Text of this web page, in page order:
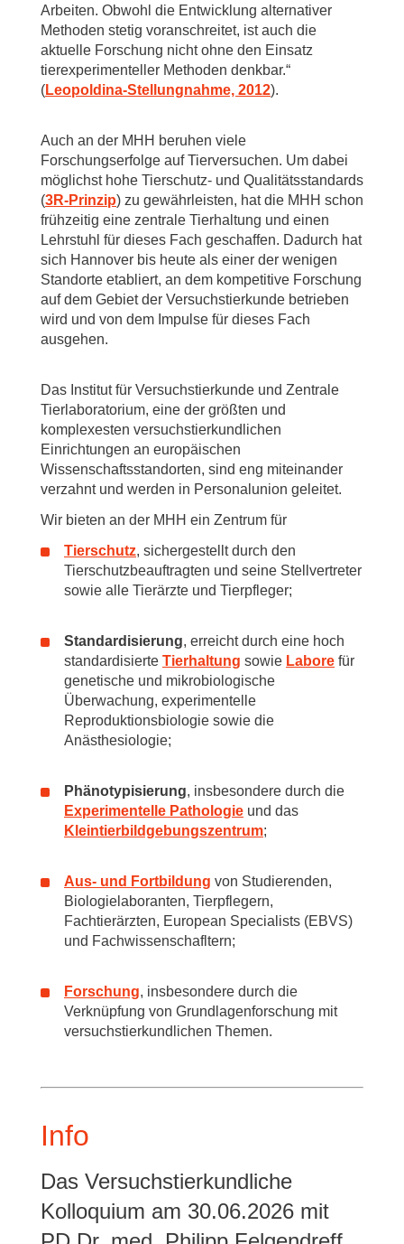
Arbeiten. Obwohl die Entwicklung alternativer
Methoden stetig voranschreitet, ist auch die
aktuelle Forschung nicht ohne den Einsatz
tierexperimenteller Methoden denkbar.“
(Leopoldina-Stellungnahme, 2012).
Auch an der MHH beruhen viele
Forschungserfolge auf Tierversuchen. Um dabei
möglichst hohe Tierschutz- und Qualitätsstandards
(3R-Prinzip) zu gewährleisten, hat die MHH schon
frühzeitig eine zentrale Tierhaltung und einen
Lehrstuhl für dieses Fach geschaffen. Dadurch hat
sich Hannover bis heute als einer der wenigen
Standorte etabliert, an dem kompetitive Forschung
auf dem Gebiet der Versuchstierkunde betrieben
wird und von dem Impulse für dieses Fach
ausgehen.
Das Institut für Versuchstierkunde und Zentrale
Tierlaboratorium, eine der größten und
komplexesten versuchstierkundlichen
Einrichtungen an europäischen
Wissenschaftsstandorten, sind eng miteinander
verzahnt und werden in Personalunion geleitet.
Wir bieten an der MHH ein Zentrum für
Tierschutz, sichergestellt durch den
Tierschutzbeauftragten und seine Stellvertreter
sowie alle Tierärzte und Tierpfleger;
Standardisierung, erreicht durch eine hoch
standardisierte Tierhaltung sowie Labore für
genetische und mikrobiologische
Überwachung, experimentelle
Reproduktionsbiologie sowie die
Anästhesiologie;
Phänotypisierung, insbesondere durch die
Experimentelle Pathologie und das
Kleintierbildgebungszentrum;
Aus- und Fortbildung von Studierenden,
Biologielaboranten, Tierpflegern,
Fachtierärzten, European Specialists (EBVS)
und Fachwissenschafltern;
Forschung, insbesondere durch die
Verknüpfung von Grundlagenforschung mit
versuchstierkundlichen Themen.
Info
Das Versuchstierkundliche
Kolloquium am 30.06.2026 mit